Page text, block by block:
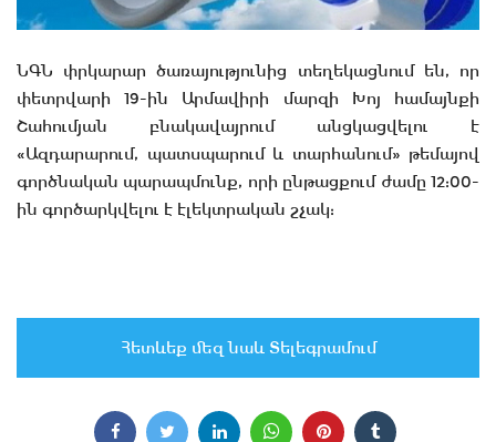
ՆԳՆ փրկարար ծառայությունից տեղեկացնում են, որ
փետրվարի 19-ին Արմավիրի մարզի Խոյ համայնքի
Շահումյան բնակավայրում անցկացվելու է
«Ազդարարում, պատսպարում և տարհանում» թեմայով
գործնական պարապմունք, որի ընթացքում ժամը 12:00-
ին գործարկվելու է էլեկտրական շչակ:
Հետևեք մեզ նաև Տելեգրամում